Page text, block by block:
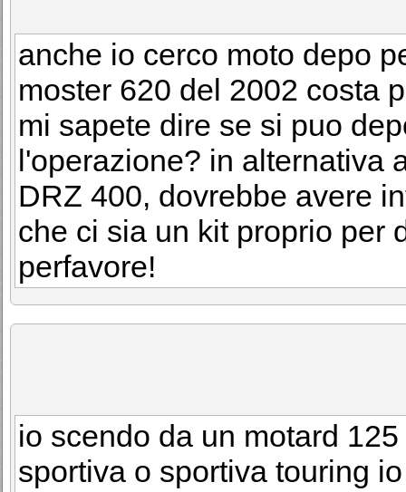
anche io cerco moto depo
moster 620 del 2002 costa
mi sapete dire se si puo
l'operazione? in alternativa
DRZ 400, dovrebbe avere
che ci sia un kit proprio per
perfavore!
io scendo da un motard
sportiva o sportiva touring